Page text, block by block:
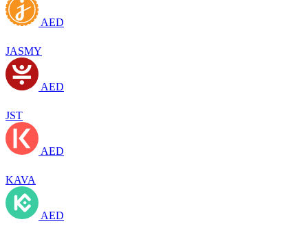
AED
JASMY
AED
JST
AED
KAVA
AED